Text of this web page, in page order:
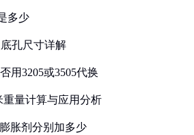
多少
孔尺寸详解
用3205或3505代换
重量计算与应用分析
胀剂分别加多少